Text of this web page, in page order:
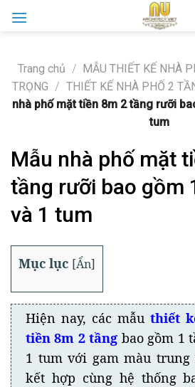
Trang chủ / MẪU THIẾT KẾ NHÀ
TRỌNG / THIẾT KẾ NHÀ PHỐ 2
nhà phố mặt tiền 8m 2 tầng rưỡi
tum
Mẫu nhà phố mặt
tầng rưỡi bao gồm
và 1 tum
Mục lục [Ẩn]
Hiện nay, các mẫu thiết
tiền 8m 2 tầng bao gồm 1
1 tum với gam màu
kết hợp cùng hệ thống